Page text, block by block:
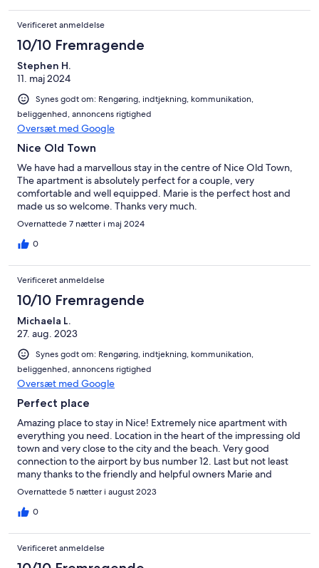
Verificeret anmeldelse
10/10 Fremragende
Stephen H.
11. maj 2024
Synes godt om: Rengøring, indtjekning, kommunikation,
beliggenhed, annoncens rigtighed
Oversæt med Google
Nice Old Town
We have had a marvellous stay in the centre of Nice Old Town,
The apartment is absolutely perfect for a couple, very
comfortable and well equipped. Marie is the perfect host and
made us so welcome. Thanks very much.
Overnattede 7 nætter i maj 2024
0
Verificeret anmeldelse
10/10 Fremragende
Michaela L.
27. aug. 2023
Synes godt om: Rengøring, indtjekning, kommunikation,
beliggenhed, annoncens rigtighed
Oversæt med Google
Perfect place
Amazing place to stay in Nice! Extremely nice apartment with
everything you need. Location in the heart of the impressing old
town and very close to the city and the beach. Very good
connection to the airport by bus number 12. Last but not least
many thanks to the friendly and helpful owners Marie and
Bernard! We enjoyed our stay a lot and will come back for sure!
Overnattede 5 nætter i august 2023
0
Verificeret anmeldelse